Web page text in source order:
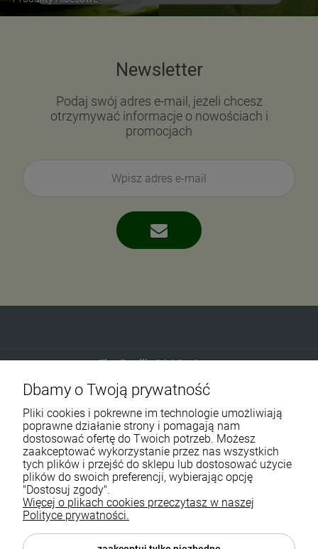
Newsletter
Podaj swój adres e-mail, jeżeli chcesz
otrzymywać informacje o nowościach i
promocjach
Eko-Familia GAJ Sp.Jawna
Gdańska 60
90-616 Łódź
790 727 174
sklep@eko-familia.pl
Informacje o sklepie
Suplementy diety
Dbamy o Twoją prywatność
Pliki cookies i pokrewne im technologie umożliwiają
poprawne działanie strony i pomagają nam
dostosować ofertę do Twoich potrzeb. Możesz
zaakceptować wykorzystanie przez nas wszystkich
tych plików i przejść do sklepu lub dostosować użycie
plików do swoich preferencji, wybierając opcję
"Dostosuj zgody".
Więcej o plikach cookies przeczytasz w naszej
Polityce prywatności.
Zasubskrybuj nasz newsletter
i otrzymaj5% rabatu na zakupy.